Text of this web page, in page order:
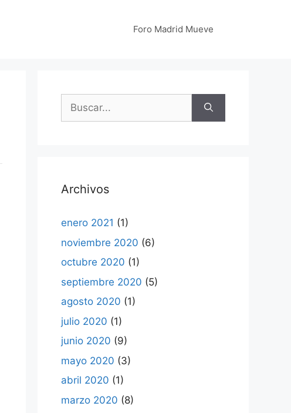
Foro Madrid Mueve
Buscar:
Archivos
enero 2021 (1)
noviembre 2020 (6)
octubre 2020 (1)
septiembre 2020 (5)
agosto 2020 (1)
julio 2020 (1)
junio 2020 (9)
mayo 2020 (3)
abril 2020 (1)
marzo 2020 (8)